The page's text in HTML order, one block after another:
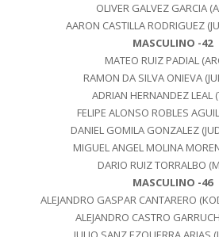
OLIVER GALVEZ GARCIA
AARON CASTILLA RODRIGUEZ
MASCULINO -42
MATEO RUIZ PADIAL
RAMON DA SILVA ONIEVA
ADRIAN HERNANDEZ LEAL
FELIPE ALONSO ROBLES
DANIEL GOMILA GONZALEZ
MIGUEL ANGEL MOLINA
DARIO RUIZ TORRALBO
MASCULINO -46
ALEJANDRO GASPAR CANTARERO
ALEJANDRO CASTRO